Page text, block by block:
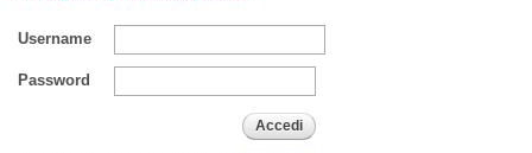
Username
Password
Accedi